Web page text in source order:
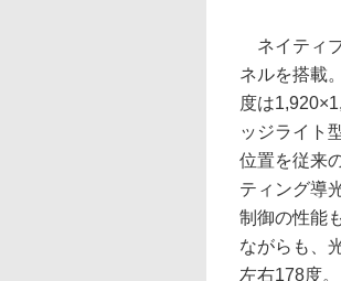
ネイティ
ネルを搭載
度は
ッジライト
位置を従来
ティング導
制御の性能
ながらも、
左右178度